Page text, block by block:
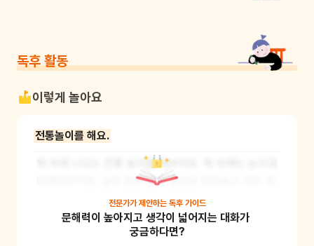
독후 활동
이렇게 놀아요
전통놀이를 해요.
책 속에 나오는 전통 놀이를 해보아요. 책 속에는 눈으로
대체되었지만, 실제 전통 놀이 영상을 찾아보고 따라 해
보아요. 어린이가 어려워하면 선동이 형이 '형 찬스'를
주었던 것과 같이, 어린이에게 '양육자 찬스'를 주세요.
우리나라 전통 놀이의 종류를 알고 전통 놀이 속에서 즐
전문가가 제안하는 독후 가이드
문해력이 높아지고 생각이 넓어지는 대화가
궁금하다면?